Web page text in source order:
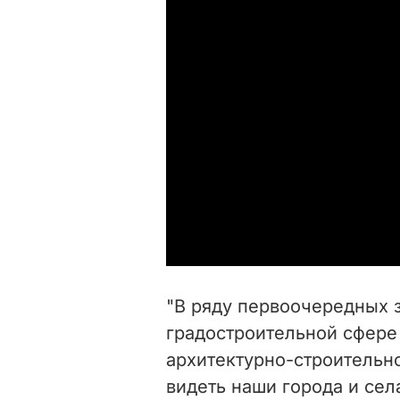
"В ряду первоочередных
градостроительной
архитектурно-
видеть наши города и